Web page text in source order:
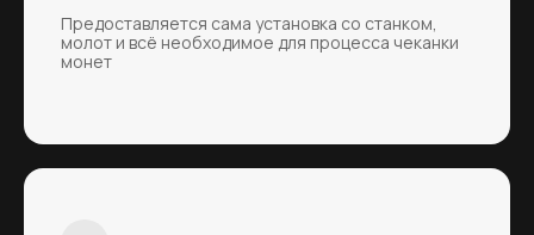
Предоставляется сама установка со станком,
молот и всё необходимое для процесса чеканки
монет